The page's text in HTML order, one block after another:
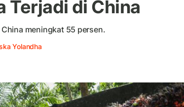
Terjadi di China
meningkat 55 persen.
Yolandha